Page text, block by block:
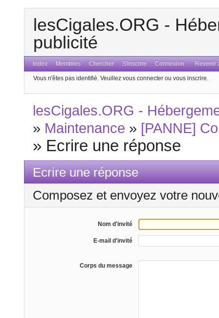
lesCigales.ORG -
publicité
Index Membres Chercher S'inscrire Connexion Revenir
Vous n'êtes pas identifié. Veuillez vous connecter ou vous inscrire.
lesCigales.ORG -
» Maintenance » [PANNE]
» Ecrire une réponse
Ecrire une réponse
Composez et envoyez votre
Nom d'invité
E-mail d'invité
Corps du message